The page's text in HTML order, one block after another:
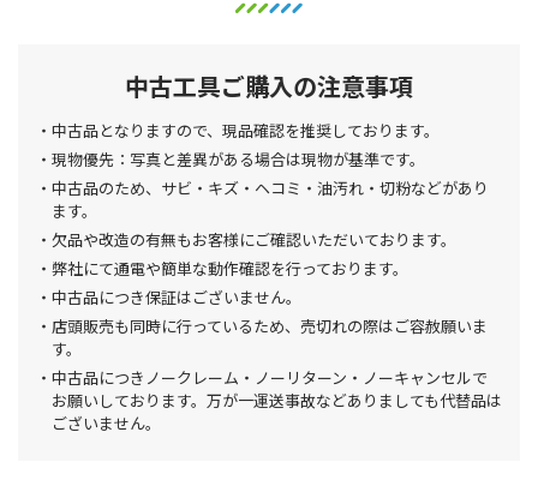
中古工具ご購入の注意事項
中古品となりますので、現品確認を推奨しております。
現物優先：写真と差異がある場合は現物が基準です。
中古品のため、サビ・キズ・ヘコミ・油汚れ・切粉などがあり
ます。
欠品や改造の有無もお客様にご確認いただいております。
弊社にて通電や簡単な動作確認を行っております。
中古品につき保証はございません。
店頭販売も同時に行っているため、売切れの際はご容赦願いま
す。
中古品につきノークレーム・ノーリターン・ノーキャンセルで
お願いしております。万が一運送事故などありましても代替品は
ございません。